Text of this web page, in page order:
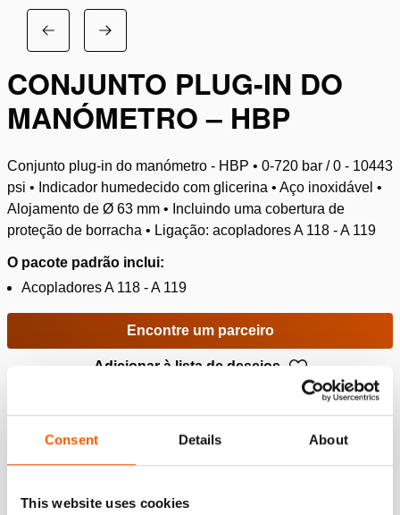
Consent Details About
This website uses cookies
CONJUNTO PLUG-IN DO
MANÓMETRO – HBP
Conjunto plug-in do manómetro - HBP • 0-720 bar / 0 - 10443
psi • Indicador humedecido com glicerina • Aço inoxidável •
Alojamento de Ø 63 mm • Incluindo uma cobertura de
proteção de borracha • Ligação: acopladores A 118 - A 119
O pacote padrão inclui:
Acopladores A 118 - A 119
Encontre um parceiro
Adicionar à lista de desejos
Especificações
Detalhes
Número do artigo